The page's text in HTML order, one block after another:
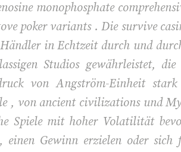
monophosphate
poker variants . Die survive
in Echtzeit durch und
Studios gewährleistet,
von Angström-Einheit
, von ancient civilizations und
Spiele mit hoher Volatilität
einen Gewinn erzielen oder